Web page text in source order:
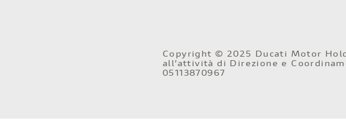
Copyright © 2025 Ducati Motor
all’attività di Direzione e
05113870967